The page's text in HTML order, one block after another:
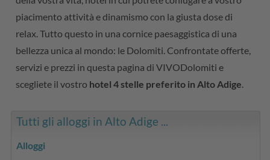
piacimento attività e dinamismo con la giusta dose di
relax. Tutto questo in una cornice paesaggistica di una
bellezza unica al mondo: le Dolomiti. Confrontate offerte,
servizi e prezzi in questa pagina di VIVODolomiti e
scegliete il vostro hotel 4 stelle preferito in Alto Adige
Tutti gli alloggi in Alto Adige ...
Alloggi